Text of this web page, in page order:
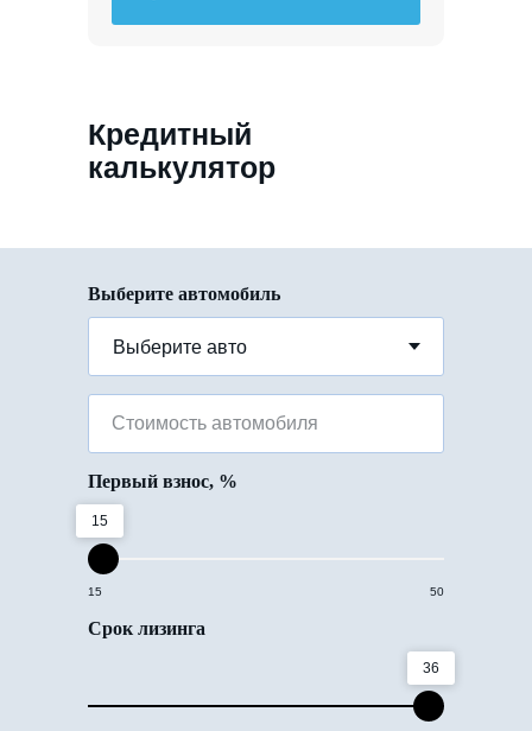
Кредитный
калькулятор
Выберите автомобиль
Стоимость автомобиля
Первый взнос, %
15
15 50
Срок лизинга
36